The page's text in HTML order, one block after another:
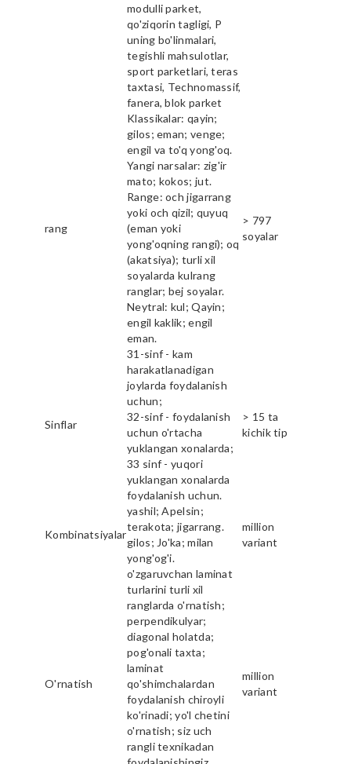
modulli parket,
qo'ziqorin tagligi, P
uning bo'linmalari,
tegishli mahsulotlar,
sport parketlari, teras
taxtasi, Technomassif,
fanera, blok parket
rang
Klassikalar: qayin;
gilos; eman; venge;
engil va to'q yong'oq.
Yangi narsalar: zig'ir
mato; kokos; jut.
Range: och jigarrang
yoki och qizil; quyuq
(eman yoki
yong'oqning rangi); oq
(akatsiya); turli xil
soyalarda kulrang
ranglar; bej soyalar.
Neytral: kul; Qayin;
engil kaklik; engil
eman.
> 797
soyalar
Sinflar
31-sinf - kam
harakatlanadigan
joylarda foydalanish
uchun;
32-sinf - foydalanish
uchun o'rtacha
yuklangan xonalarda;
33 sinf - yuqori
yuklangan xonalarda
foydalanish uchun.
> 15 ta
kichik tip
Kombinatsiyalar
yashil; Apelsin;
terakota; jigarrang.
gilos; Jo'ka; milan
yong'og'i.
million
variant
O'rnatish
o'zgaruvchan laminat
turlarini turli xil
ranglarda o'rnatish;
perpendikulyar;
diagonal holatda;
pog'onali taxta;
laminat
qo'shimchalardan
foydalanish chiroyli
ko'rinadi; yo'l chetini
o'rnatish; siz uch
rangli texnikadan
million
variant